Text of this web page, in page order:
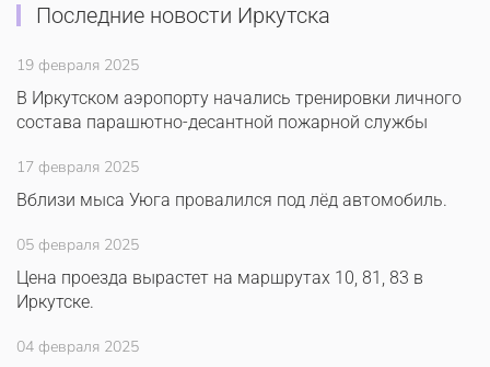
Последние новости Иркутска
19 февраля 2025
В Иркутском аэропорту начались тренировки личного
состава парашютно-десантной пожарной службы
17 февраля 2025
Вблизи мыса Уюга провалился под лёд автомобиль.
05 февраля 2025
Цена проезда вырастет на маршрутах 10, 81, 83 в
Иркутске.
04 февраля 2025